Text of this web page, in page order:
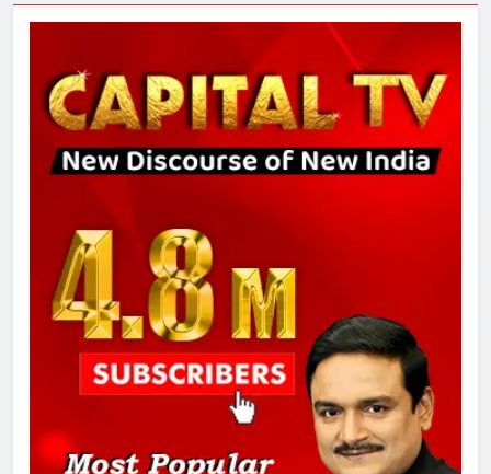
उत्तर प्रदेश में गांवों में बढ़ेंगी सुविधाएं: 67%
बढ़ा पंचायतों का बजट
7
8
चुनाव से पहले लालू परिवार पर बड़ा झटका,
दिल्ली कोर्ट ने IRCTC घोटाले में आरोप
तय किए
SRN अस्पताल का नाम अमर शहीद ठाकुर